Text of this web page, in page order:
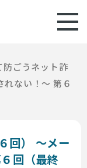
防ごうネット詐
ない！～ 第６
回） ～メー
回（最終